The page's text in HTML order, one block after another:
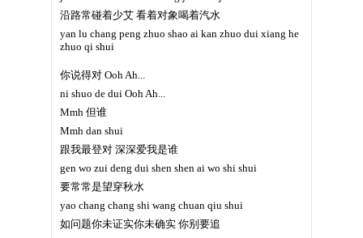
沿路常碰着少艾 看着对象喝着汽水
yan lu chang peng zhuo shao ai kan zhuo dui xiang he
zhuo qi shui
你说得对 Ooh Ah...
ni shuo de dui Ooh Ah...
Mmh 但谁
Mmh dan shui
跟我最登对 深深爱我是谁
gen wo zui deng dui shen shen ai wo shi shui
要常常是望穿秋水
yao chang chang shi wang chuan qiu shui
如问题你未证实你未确实 你别要追